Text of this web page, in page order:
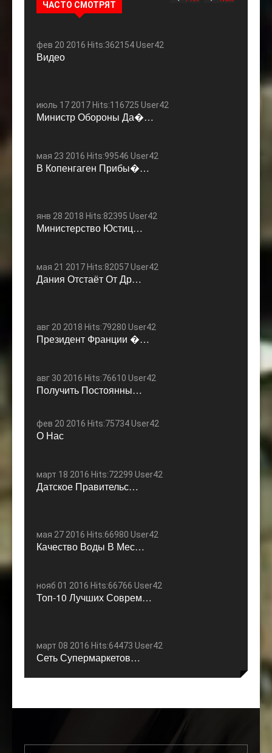
ЧАСТО СМОТРЯТ
фев 20 2016 Hits:362154 User42
Видео
июль 17 2017 Hits:116725 User42
Министр Обороны Да�…
мая 23 2016 Hits:99546 User42
В Копенгаген Прибы�…
янв 28 2018 Hits:82395 User42
Министерство Юстиц…
мая 21 2017 Hits:82057 User42
Дания Отстаёт От Др…
авг 20 2018 Hits:79280 User42
Президент Франции �…
авг 30 2016 Hits:76610 User42
Получить Постоянны…
фев 20 2016 Hits:75734 User42
О Нас
март 18 2016 Hits:72299 User42
Датское Правительс…
мая 27 2016 Hits:66980 User42
Качество Воды В Мес…
нояб 01 2016 Hits:66766 User42
Топ-10 Лучших Соврем…
март 08 2016 Hits:64473 User42
Сеть Супермаркетов…